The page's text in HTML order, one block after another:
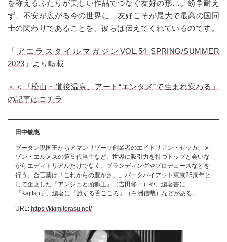
を称えるふたりが美しい作品でつなぐ友好の形…。紛争耐え
ず、不安が広がる今の世界に、友好こそが最大で最高の国同
士の関わりであることを、彼らは伝えてくれているのです。
「 アエラスタイルマガジンVOL.54 SPRING/SUMMER
2023 」より転載
＜＜『松山・道後温泉、アート“エンタメ”で生まれ変わる』
の記事はコチラ
田中敏惠
ブータン現国王からアマンリゾーツ創業者のエイドリアン・ゼッカ、メ
ゾン・エルメスの第５代当主など、世界に吸引力を持つトップと会いな
がらエディトリアルだけでなく、ブランディングやプロデュースなどを
行う。合言葉は「これからの豊かさ」。パークハイアット東京25周年と
して企画した『アンジュと頭獅王』（吉田修一）や、編著書に
『Kajitsu』、編著に『旅する舌ごころ』（白洲信哉）などがある。
URL: https://kkimiterasu.net/